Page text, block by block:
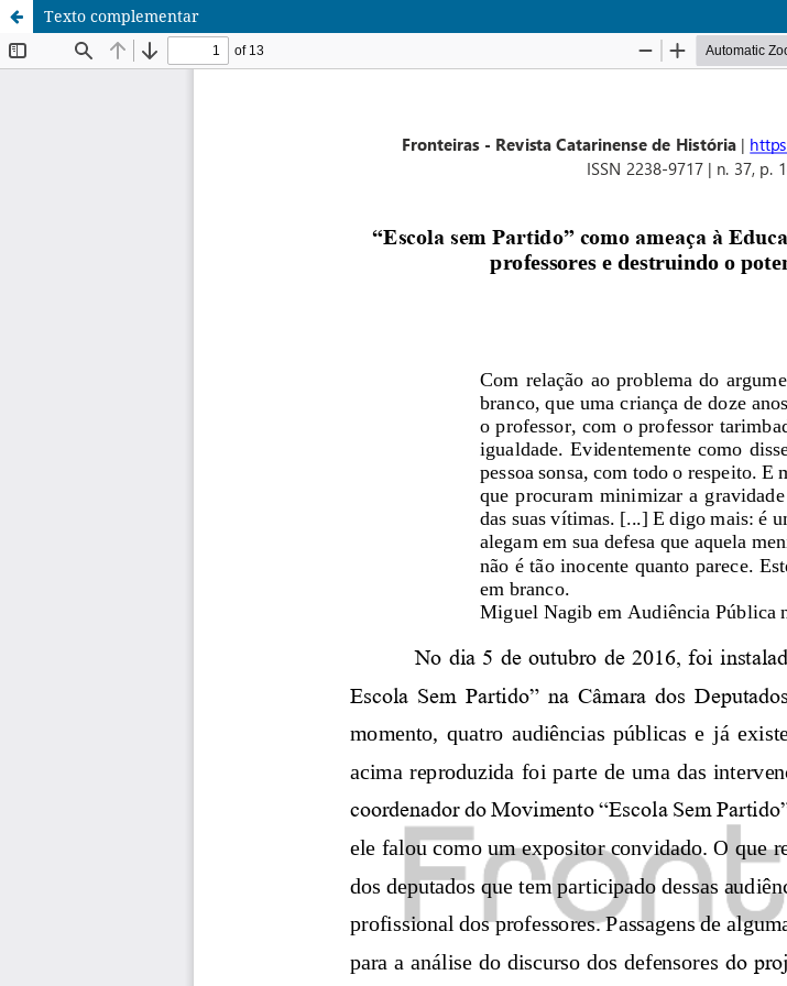
Texto complementar